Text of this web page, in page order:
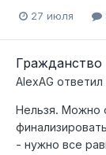
27 июля
AlexAG ответил
Нельзя. Можно
- нужно все